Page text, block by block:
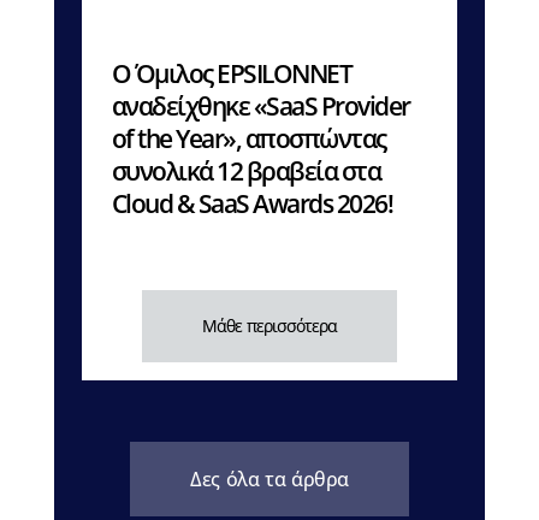
Ο Όμιλος EPSILONNET
αναδείχθηκε «SaaS Provider
of the Year», αποσπώντας
συνολικά 12 βραβεία στα
Cloud & SaaS Awards 2026!
Μάθε περισσότερα
Δες όλα τα άρθρα